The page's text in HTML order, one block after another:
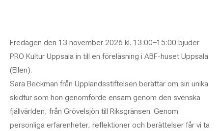
Fredagen den 13 november 2026 kl. 13:00–15:00 bjuder
PRO Kultur Uppsala in till en föreläsning i ABF-huset Uppsala
(Ellen).
Sara Beckman från Upplandsstiftelsen berättar om sin unika
skidtur som hon genomförde ensam genom den svenska
fjällvärlden, från Grövelsjön till Riksgränsen. Genom
personliga erfarenheter, reflektioner och berättelser får vi ta